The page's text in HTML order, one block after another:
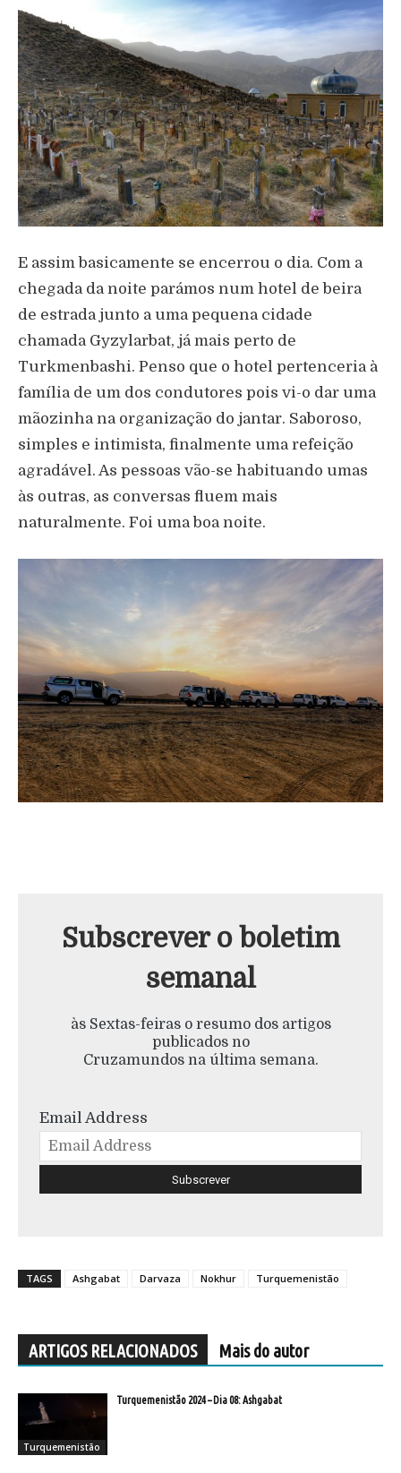
E assim basicamente se encerrou o dia. Com a
chegada da noite parámos num hotel de beira
de estrada junto a uma pequena cidade
chamada Gyzylarbat, já mais perto de
Turkmenbashi. Penso que o hotel pertenceria à
família de um dos condutores pois vi-o dar uma
mãozinha na organização do jantar. Saboroso,
simples e intimista, finalmente uma refeição
agradável. As pessoas vão-se habituando umas
às outras, as conversas fluem mais
naturalmente. Foi uma boa noite.
Subscrever o boletim
semanal
às Sextas-feiras o resumo dos artigos
publicados no
Cruzamundos na última semana.
Email Address
TAGS Ashgabat Darvaza Nokhur Turquemenistão
ARTIGOS RELACIONADOS Mais do autor
Turquemenistão
Turquemenistão 2024 – Dia 08: Ashgabat